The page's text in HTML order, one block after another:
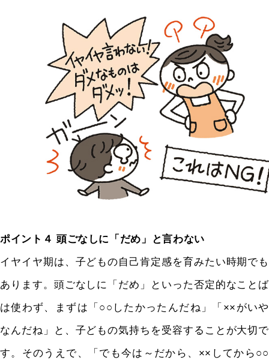
ポイント４ 頭ごなしに「だめ」と言わない
イヤイヤ期は、子どもの自己肯定感を育みたい時期でも
あります。頭ごなしに「だめ」といった否定的なことば
は使わず、まずは「○○したかったんだね」「××がいや
なんだね」と、子どもの気持ちを受容することが大切で
す。そのうえで、「でも今は～だから、××してから○○